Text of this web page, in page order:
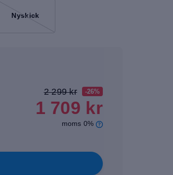
Nyskick
2 299 kr -26%
1 709 kr
moms 0%